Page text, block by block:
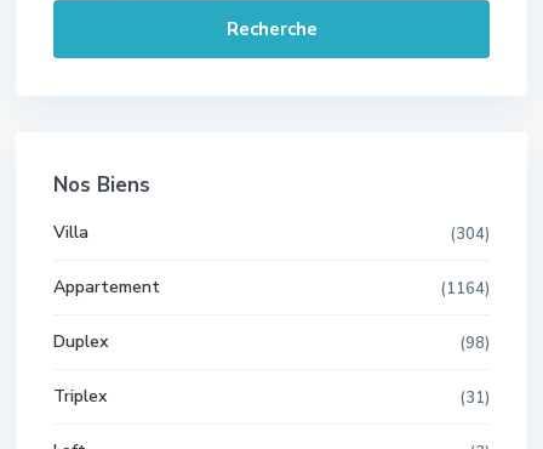
Recherche
Nos Biens
Villa (304)
Appartement (1164)
Duplex (98)
Triplex (31)